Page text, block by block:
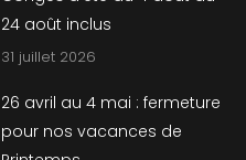
24 août inclus
31 juillet 2026
26 avril au 4 mai : fermeture
pour nos vacances de